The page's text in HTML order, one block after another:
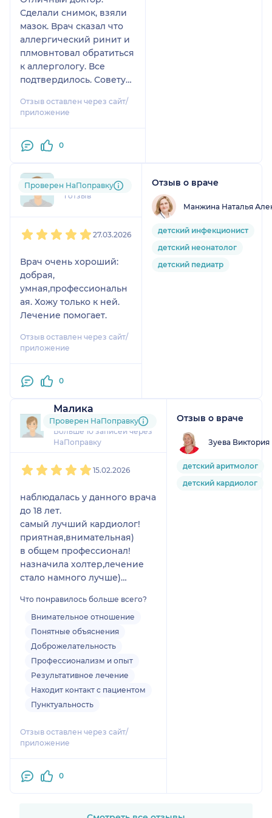
Сделали снимок, взяли
мазок. Врач сказал что
аллергический ринит и
плмовнтовал обратиться
к аллергологу. Все
подтвердилось. Советую
Отзыв оставлен через сайт/
приложение
0
+7xxxxxxxx90
1 отзыв
Проверен НаПоправку
27.03.2026
Врач очень хороший:
добрая,
умная,профессиональн
ая. Хожу только к ней.
Лечение помогает.
Отзыв оставлен через сайт/
приложение
0
Отзыв о враче
Манжина Наталья
детский инфекционист
детский неонатолог
детский педиатр
Малика
2 отзыва и2 оценки
Больше 10 записей через
НаПоправку
Проверен НаПоправку
15.02.2026
наблюдалась у данного врача
до 18 лет.
самый лучший кардиолог!
приятная,внимательная)
в общем профессионал!
назначила холтер,лечение
стало намного лучше)
лежала в детской больнице)
не могу не отметить ее
память на каждого пациента)
врач от бога,друзья!! с детьми
только к ней 🫶🏼
Что понравилось больше всего?
Внимательное отношение
Понятные объяснения
Доброжелательность
Профессионализм и опыт
Результативное лечение
Находит контакт с пациентом
Пунктуальность
Отзыв оставлен через сайт/
приложение
0
Отзыв о враче
Зуева
детский аритмолог
детский кардиолог